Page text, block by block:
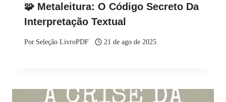
🧩 Metaleitura: O Código Secreto Da
Interpretação Textual
Por Seleção LivroPDF 21 de ago de 2025